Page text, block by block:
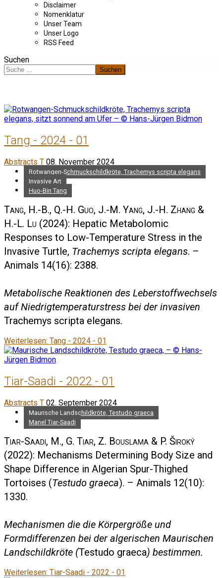
Disclaimer
Nomenklatur
Unser Team
Unser Logo
RSS Feed
Suchen
Suchen
Tang - 2024 - 01
Abstracts T 08. November 2024
Rotwangen-Schmuckschildkröte, Trachemys scripta elegans
Invasive Art
Huo-Bin Tang
Tang, H.-B., Q.-H. Guo, J.-M. Yang, J.-H. Zhang &
H.-L. Lu (2024): Hepatic Metabolomic
Responses to Low-Temperature Stress in the
Invasive Turtle, Trachemys scripta elegans. –
Animals 14(16): 2388.
Metabolische Reaktionen des Leberstoffwechsels
auf Niedrigtemperaturstress bei der invasiven
Trachemys scripta elegans.
Weiterlesen: Tang - 2024 - 01
Tiar-Saadi - 2022 - 01
Abstracts T 02. September 2024
Maurische Landschildkröte, Testudo graeca
Manel Tiar-Saadi
Tiar-Saadi, M., G. Tiar, Z. Bouslama & P. Široký
(2022): Mechanisms Determining Body Size and
Shape Difference in Algerian Spur-Thighed
Tortoises (Testudo graeca). – Animals 12(10):
1330.
Mechanismen die die Körpergröße und
Formdifferenzen bei der algerischen Maurischen
Landschildkröte (Testudo graeca) bestimmen.
Weiterlesen: Tiar-Saadi - 2022 - 01